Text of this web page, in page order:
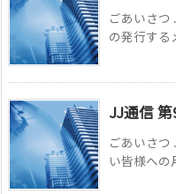
ごあいさつ
の発行する
JJ通信 第
ごあいさつ
い皆様への